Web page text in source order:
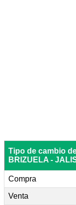
Tipo de cambio
BRIZUELA -
Compra
Venta